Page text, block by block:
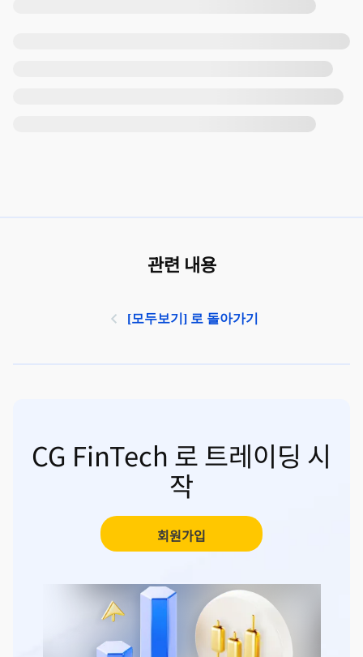
관련 내용
[모두보기] 로 돌아가기
CG FinTech 로 트레이딩 시
작
회원가입